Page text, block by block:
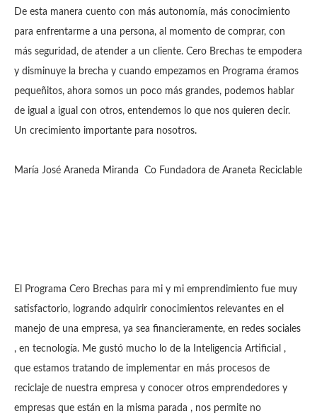
De esta manera cuento con más autonomía, más conocimiento
para enfrentarme a una persona, al momento de comprar, con
más seguridad, de atender a un cliente. Cero Brechas te empodera
y disminuye la brecha y cuando empezamos en Programa éramos
pequeñitos, ahora somos un poco más grandes, podemos hablar
de igual a igual con otros, entendemos lo que nos quieren decir.
Un crecimiento importante para nosotros.
María José Araneda Miranda Co Fundadora de Araneta Reciclable
El Programa Cero Brechas para mi y mi emprendimiento fue muy
satisfactorio, logrando adquirir conocimientos relevantes en el
manejo de una empresa, ya sea financieramente, en redes sociales
, en tecnología. Me gustó mucho lo de la Inteligencia Artificial ,
que estamos tratando de implementar en más procesos de
reciclaje de nuestra empresa y conocer otros emprendedores y
empresas que están en la misma parada , nos permite no